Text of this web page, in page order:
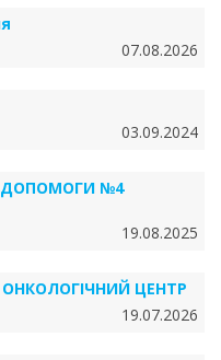
07.08.2026
03.09.2024
ДОПОМОГИ №4
19.08.2025
ЦЕНТР
19.07.2026